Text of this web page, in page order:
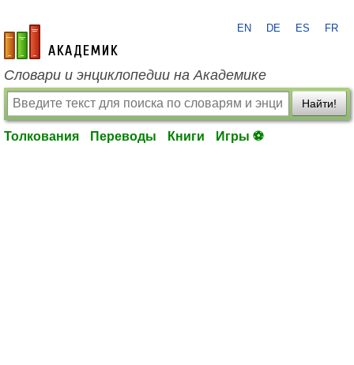
academic.ru
EN DE ES FR
Словари и энциклопедии на Академике
Найти!
Толкования Переводы Книги Игры ⚽